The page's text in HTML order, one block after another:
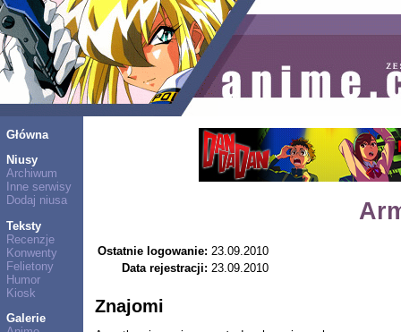
Główna
Niusy
Archiwum
Inne serwisy
Dodaj niusa
Teksty
Recenzje
Konwenty
Felietony
Humor
Kiosk
Galerie
Ostatnie logowanie: 23.09.2010
Data rejestracji: 23.09.2010
Znajomi